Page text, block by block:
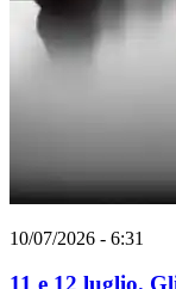
10/07/2026 - 6:31
11 e 12 luglio.